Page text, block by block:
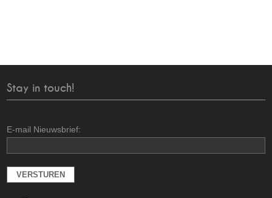
Stay in touch!
E-mail Nieuwsbrief: